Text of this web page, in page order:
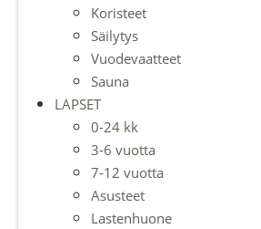
Koristeet
Säilytys
Vuodevaatteet
Sauna
LAPSET
0-24 kk
3-6 vuotta
7-12 vuotta
Asusteet
Lastenhuone